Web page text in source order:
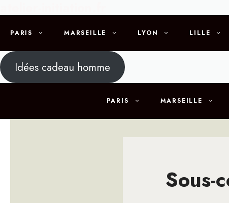
contenu
PARIS MARSEILLE LYON LILLE
Idées cadeau homme
PARIS MARSEILLE
Sous-